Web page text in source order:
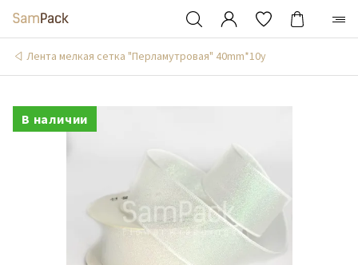
Лента мелкая сетка "Перламутровая" 40mm*10y
В наличии